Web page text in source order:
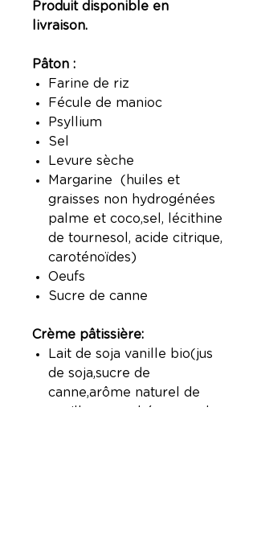
Produit disponible en
livraison.
Pâton :
Farine de riz
Fécule de manioc
Psyllium
Sel
Levure sèche
Margarine (huiles et
graisses non hydrogénées
palme et coco,sel, lécithine
de tournesol, acide citrique,
caroténoïdes)
Oeufs
Sucre de canne
Crème pâtissière:
Lait de soja vanille bio(jus
de soja,sucre de
canne,arôme naturel de